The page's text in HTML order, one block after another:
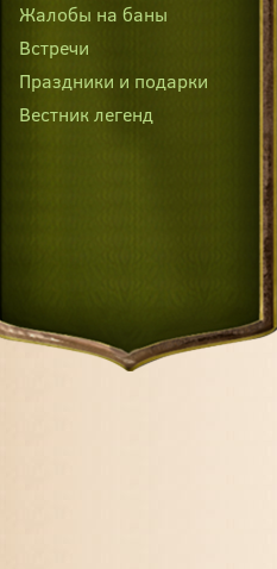
Жалобы на баны
Встречи
Праздники и подарки
Вестник легенд